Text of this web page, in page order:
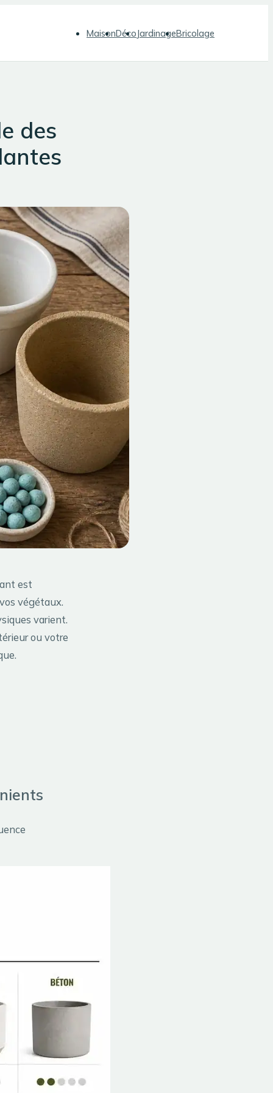
MaisonDécoJardinageBricolage
des
est
végétaux.
varient.
ou votre